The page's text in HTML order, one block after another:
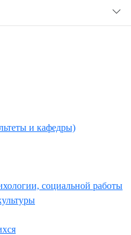
и кафедры)
социальной работы